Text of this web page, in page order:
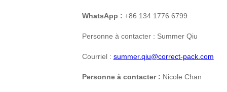
WhatsApp : +86 134 1776 6799
Personne à contacter : Summer Qiu
Courriel : summer.qiu@correct-pack.com
Personne à contacter : Nicole Chan